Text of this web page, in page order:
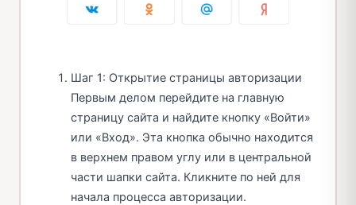
Шаг 1: Открытие страницы авторизации
Первым делом перейдите на главную
страницу сайта и найдите кнопку «Войти»
или «Вход». Эта кнопка обычно находится
в верхнем правом углу или в центральной
части шапки сайта. Кликните по ней для
начала процесса авторизации.